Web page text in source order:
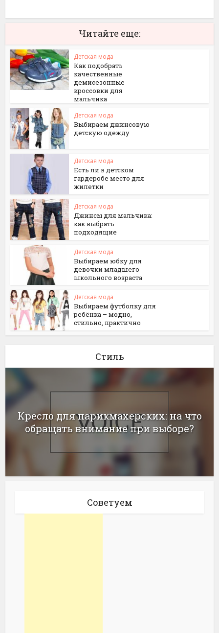
Читайте еще:
Детская мода
Как подобрать
качественные
демисезонные
кроссовки для
мальчика
Детская мода
Выбираем джинсовую
детскую одежду
Детская мода
Есть ли в детском
гардеробе место для
жилетки
Детская мода
Джинсы для мальчика:
как выбрать
подходящие
Детская мода
Выбираем юбку для
девочки младшего
школьного возраста
Детская мода
Выбираем футболку для
ребёнка – модно,
стильно, практично
Стиль
Кресло для парикмахерских: на что
обращать внимание при выборе?
Советуем